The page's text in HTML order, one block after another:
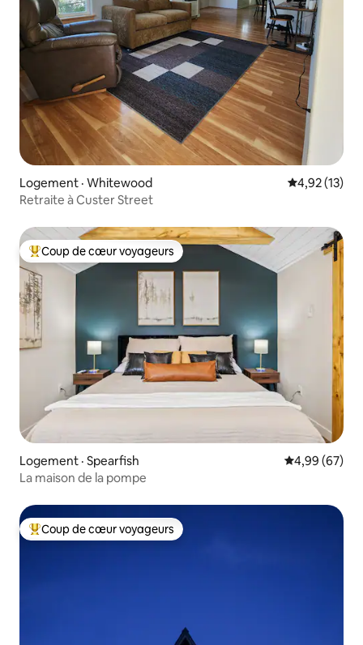
Logement · Whitewood Note
4,92 (13)
Retraite à Custer Street
Coup de cœur voyageurs parmi les plus aimés
Coup de cœur voyageurs
Logement · Spearfish Note
4,99 (67)
La maison de la pompe
Coup de cœur voyageurs parmi les plus aimés
Coup de cœur voyageurs